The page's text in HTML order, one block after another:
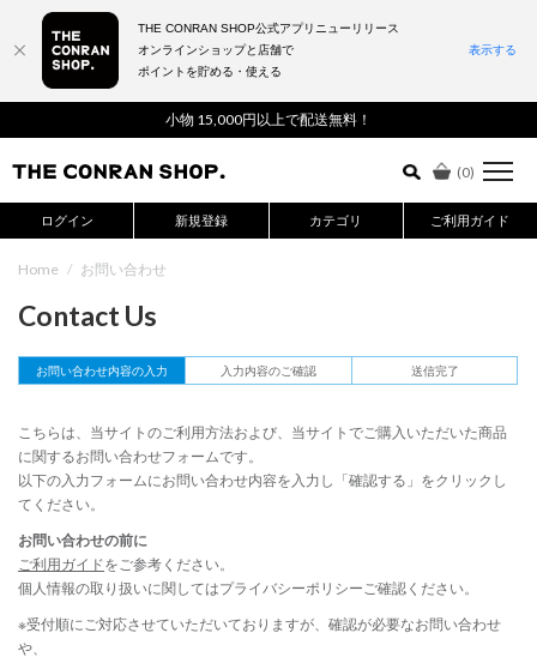
小物 15,000円以上で配送無料！
(0)
ログイン 新規登録 カテゴリ ご利用ガイド
詳細検索はこちら
Home / お問い合わせ
Contact Us
お問い合わせ内容の入力 入力内容のご確認 送信完了
こちらは、当サイトのご利用方法および、当サイトでご購入いただいた商品
に関するお問い合わせフォームです。
以下の入力フォームにお問い合わせ内容を入力し「確認する」をクリックし
てください。
お問い合わせの前に
ご利用ガイドをご参考ください。
個人情報の取り扱いに関してはプライバシーポリシーご確認ください。
※受付順にご対応させていただいておりますが、確認が必要なお問い合わせ
や、
THE CONRAN SHOP公式アプリニューリリース
オンラインショップと店舗で
ポイントを貯める・使える
表示する